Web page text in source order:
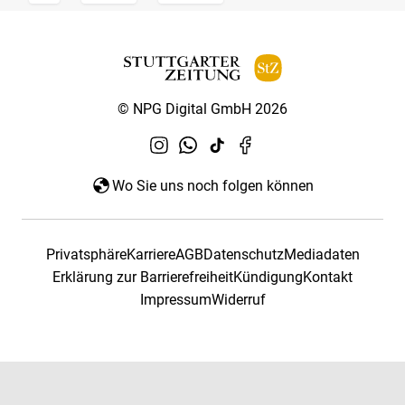
© NPG Digital GmbH 2026
Wo Sie uns noch folgen können
PrivatsphäreKarriereAGBDatenschutzMediadaten
Erklärung zur BarrierefreiheitKündigungKontakt
ImpressumWiderruf